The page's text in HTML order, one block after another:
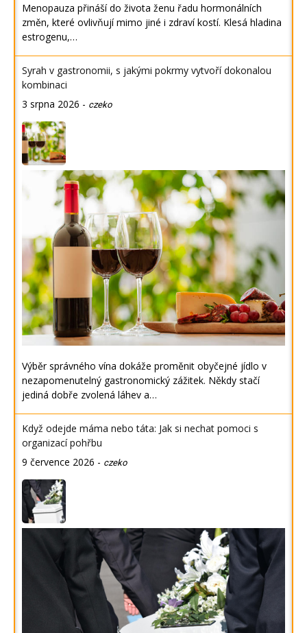
Menopauza přináší do života ženu řadu hormonálních
změn, které ovlivňují mimo jiné i zdraví kostí. Klesá hladina
estrogenu,…
Syrah v gastronomii, s jakými pokrmy vytvoří dokonalou
kombinaci
3 srpna 2026 - czeko
Výběr správného vína dokáže proměnit obyčejné jídlo v
nezapomenutelný gastronomický zážitek. Někdy stačí
jediná dobře zvolená láhev a…
Když odejde máma nebo táta: Jak si nechat pomoci s
organizací pohřbu
9 července 2026 - czeko